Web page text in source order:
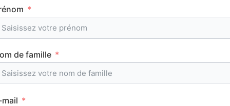
Tous les articles
de famille